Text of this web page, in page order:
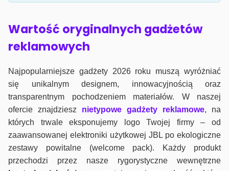
Wartość oryginalnych gadżetów
reklamowych
Najpopularniejsze gadżety 2026 roku muszą wyróżniać
się unikalnym designem, innowacyjnością oraz
transparentnym pochodzeniem materiałów. W naszej
ofercie znajdziesz nietypowe gadżety reklamowe, na
których trwale eksponujemy logo Twojej firmy – od
zaawansowanej elektroniki użytkowej JBL po ekologiczne
zestawy powitalne (welcome pack). Każdy produkt
przechodzi przez nasze rygorystyczne wewnętrzne